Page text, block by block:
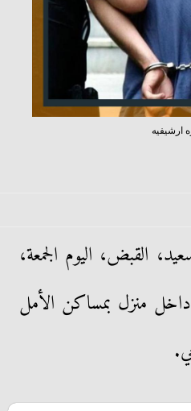
ارشيفيه
القبض، اليوم الجمعة،
داخل منزل بمساكن الأمل